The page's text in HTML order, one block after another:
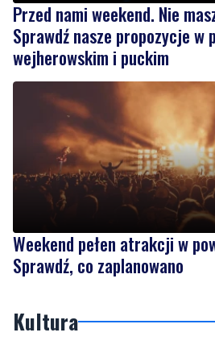
Przed nami weekend. Nie
Sprawdź nasze propozycje w
wejherowskim i puckim
Weekend pełen atrakcji w
Sprawdź, co zaplanowano
Kultura